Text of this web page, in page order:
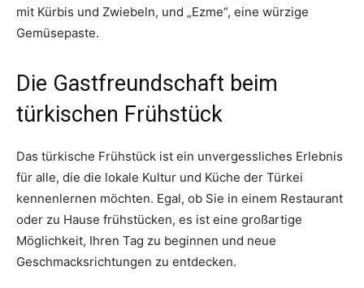
mit Kürbis und Zwiebeln, und „Ezme“, eine würzige
Gemüsepaste.
Die Gastfreundschaft beim
türkischen Frühstück
Das türkische Frühstück ist ein unvergessliches Erlebnis
für alle, die die lokale Kultur und Küche der Türkei
kennenlernen möchten. Egal, ob Sie in einem Restaurant
oder zu Hause frühstücken, es ist eine großartige
Möglichkeit, Ihren Tag zu beginnen und neue
Geschmacksrichtungen zu entdecken.